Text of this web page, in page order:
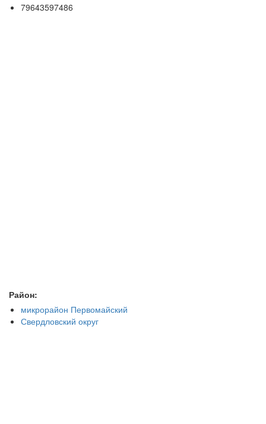
79643597486
Район:
микрорайон Первомайский
Свердловский округ